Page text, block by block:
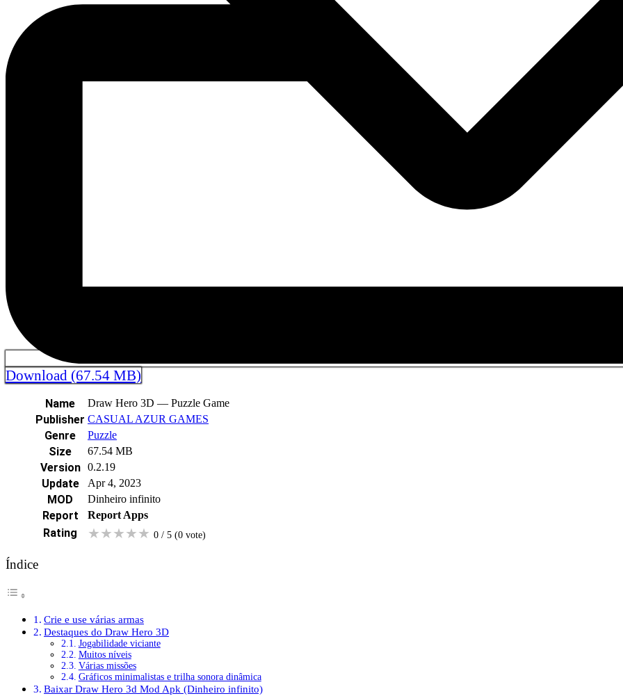
Download (67.54 MB)
Name Draw Hero 3D — Puzzle Game
Publisher CASUAL AZUR GAMES
Genre Puzzle
Size 67.54 MB
Version 0.2.19
Update Apr 4, 2023
MOD Dinheiro infinito
Report Report Apps
Rating ★★★★★ 0 / 5 (0 vote)
Índice
Crie e use várias armas
Destaques do Draw Hero 3D
Jogabilidade viciante
Muitos níveis
Várias missões
Gráficos minimalistas e trilha sonora dinâmica
Baixar Draw Hero 3d Mod Apk (Dinheiro infinito)